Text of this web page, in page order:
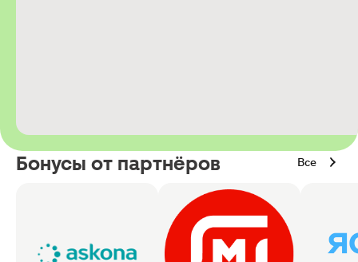
Бонусы от партнёров Все